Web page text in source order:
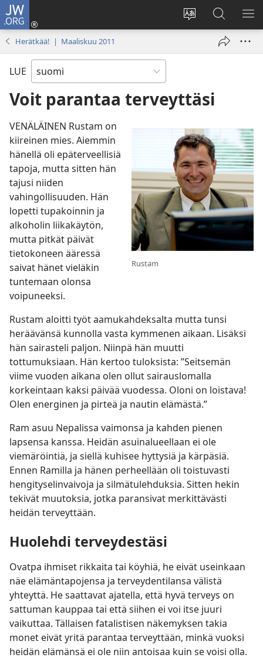
JW.ORG
Vaihda
sivuston
Kirjaudu
(avaa
Hae
JW.ORG-
sivustolta
Herätkää! | Maaliskuu 2011
LUE
Voit parantaa terveyttäsi
Rustam
VENÄLÄINEN Rustam on
kiireinen mies. Aiemmin
hänellä oli epäterveellisiä
tapoja, mutta sitten hän
tajusi niiden
vahingollisuuden. Hän
lopetti tupakoinnin ja
alkoholin liikakäytön,
mutta pitkät päivät
tietokoneen ääressä
saivat hänet vieläkin
tuntemaan olonsa
voipuneeksi.
Rustam aloitti työt aamukahdeksalta mutta tunsi
heräävänsä kunnolla vasta kymmenen aikaan. Lisäksi
hän sairasteli paljon. Niinpä hän muutti
tottumuksiaan. Hän kertoo tuloksista: ”Seitsemän
viime vuoden aikana olen ollut sairauslomalla
korkeintaan kaksi päivää vuodessa. Oloni on loistava!
Olen energinen ja pirteä ja nautin elämästä.”
Ram asuu Nepalissa vaimonsa ja kahden pienen
lapsensa kanssa. Heidän asuinalueellaan ei ole
viemäröintiä, ja siellä kuhisee hyttysiä ja kärpäsiä.
Ennen Ramilla ja hänen perheellään oli toistuvasti
hengityselinvaivoja ja silmätulehduksia. Sitten hekin
tekivät muutoksia, jotka paransivat merkittävästi
heidän terveyttään.
Huolehdi terveydestäsi
Ovatpa ihmiset rikkaita tai köyhiä, he eivät useinkaan
näe elämäntapojensa ja terveydentilansa välistä
yhteyttä. He saattavat ajatella, että hyvä terveys on
sattuman kauppaa tai että siihen ei voi itse juuri
vaikuttaa. Tällaisen fatalistisen näkemyksen takia
monet eivät yritä parantaa terveyttään, minkä vuoksi
heidän elämänsä ei ole niin antoisaa kuin se voisi olla.